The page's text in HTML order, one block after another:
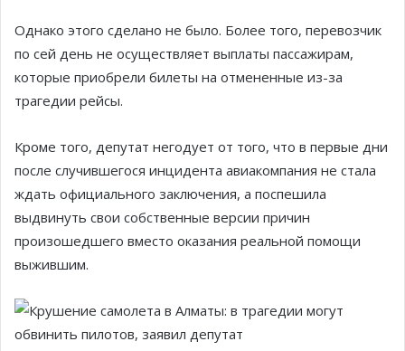
Однако этого сделано не было. Более того, перевозчик
по сей день не осуществляет выплаты пассажирам,
которые приобрели билеты на отмененные из-за
трагедии рейсы.
Кроме того, депутат негодует от того, что в первые дни
после случившегося инцидента авиакомпания не стала
ждать официального заключения, а поспешила
выдвинуть свои собственные версии причин
произошедшего вместо оказания реальной помощи
выжившим.